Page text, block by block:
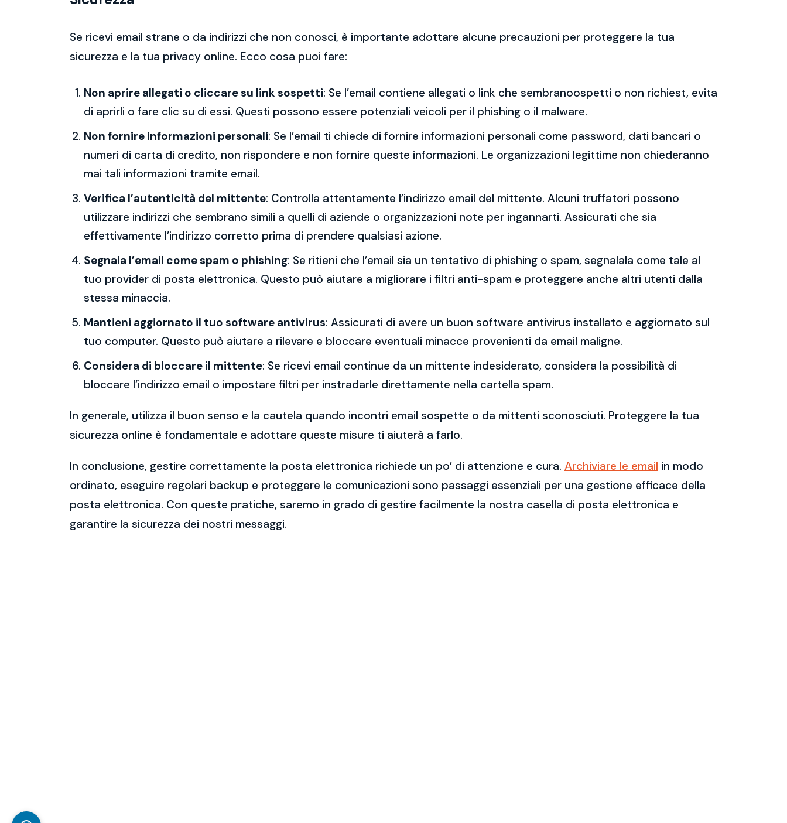
Se ricevi email strane o da indirizzi che non conosci, è importante adottare alcune precauzioni per proteggere la tua
sicurezza e la tua privacy online. Ecco cosa puoi fare:
Non aprire allegati o cliccare su link sospetti: Se l’email contiene allegati o link che sembranoospetti o non richiest, evita
di aprirli o fare clic su di essi. Questi possono essere potenziali veicoli per il phishing o il malware.
Non fornire informazioni personali: Se l’email ti chiede di fornire informazioni personali come password, dati bancari o
numeri di carta di credito, non rispondere e non fornire queste informazioni. Le organizzazioni legittime non chiederanno
mai tali informazioni tramite email.
Verifica l’autenticità del mittente: Controlla attentamente l’indirizzo email del mittente. Alcuni truffatori possono
utilizzare indirizzi che sembrano simili a quelli di aziende o organizzazioni note per ingannarti. Assicurati che sia
effettivamente l’indirizzo corretto prima di prendere qualsiasi azione.
Segnala l’email come spam o phishing: Se ritieni che l’email sia un tentativo di phishing o spam, segnalala come tale al
tuo provider di posta elettronica. Questo può aiutare a migliorare i filtri anti-spam e proteggere anche altri utenti dalla
stessa minaccia.
Mantieni aggiornato il tuo software antivirus: Assicurati di avere un buon software antivirus installato e aggiornato sul
tuo computer. Questo può aiutare a rilevare e bloccare eventuali minacce provenienti da email maligne.
Considera di bloccare il mittente: Se ricevi email continue da un mittente indesiderato, considera la possibilità di
bloccare l’indirizzo email o impostare filtri per instradarle direttamente nella cartella spam.
In generale, utilizza il buon senso e la cautela quando incontri email sospette o da mittenti sconosciuti. Proteggere la tua
sicurezza online è fondamentale e adottare queste misure ti aiuterà a farlo.
In conclusione, gestire correttamente la posta elettronica richiede un po’ di attenzione e cura. Archiviare le email in modo
ordinato, eseguire regolari backup e proteggere le comunicazioni sono passaggi essenziali per una gestione efficace della
posta elettronica. Con queste pratiche, saremo in grado di gestire facilmente la nostra casella di posta elettronica e
garantire la sicurezza dei nostri messaggi.